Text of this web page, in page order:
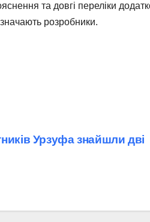
та довгі переліки
розробники.
Урзуфа знайшли дві